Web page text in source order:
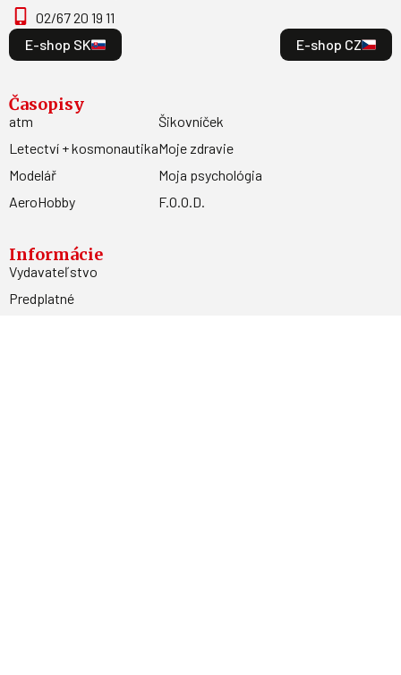
02/67 20 19 11
E-shop SK
E-shop CZ
Časopisy
atm
Letectví + kosmonautika
Modelář
AeroHobby
Šikovníček
Moje zdravie
Moja psychológia
F.O.O.D.
Informácie
Vydavateľstvo
Predplatné